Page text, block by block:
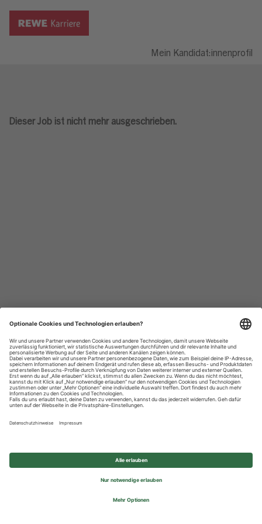
Mein Kandidat:innenprofil
Dieser Job ist nicht mehr ausgeschrieben.
Datenschutzhinweise
Impressum
Privatsphäre-Einstellungen
© 2026 REWE Group - All rights reserved